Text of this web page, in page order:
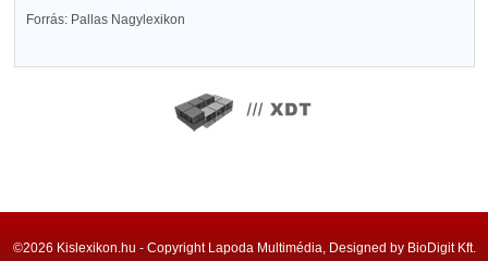
Forrás: Pallas Nagylexikon
©2026 Kislexikon.hu - Copyright Lapoda Multimédia, Designed by BioDigit Kft.